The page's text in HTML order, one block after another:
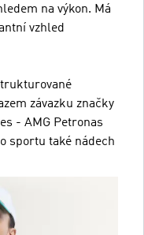
na výkon. Má
vzhled
závazku značky
- AMG Petronas
sportu také nádech